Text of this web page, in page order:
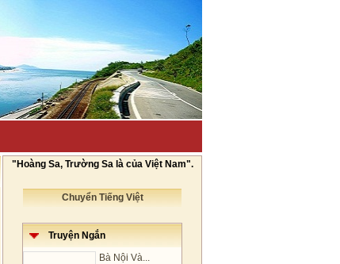
"Hoàng Sa, Trường Sa là của Việt Nam".
Chuyển Tiếng Việt
Truyện Ngắn
Bà Nội Và...